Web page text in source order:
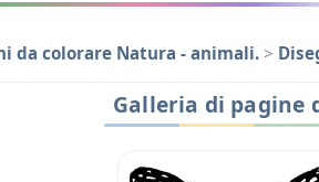
da colorare Natura - animali. >
Galleria di pagine